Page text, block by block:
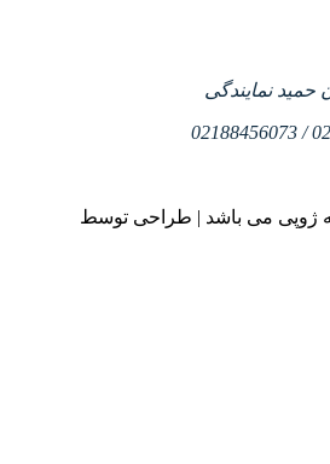
حمید نمایندگی
ژوپی می باشد | طراحی توسط